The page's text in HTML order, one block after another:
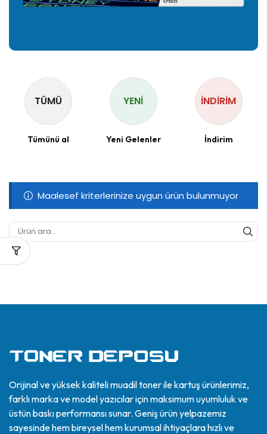
TÜMÜ
Tümünü al
YENI
Yeni Gelenler
İNDIRIM
İndirim
Maalesef kriterlerinize uygun ürün bulunmuyor
Orijinal ve yüksek kaliteli muadil toner ile kartuş ürünlerimiz,
farklı marka ve model yazıcılar için maksimum uyumluluk ve
üstün baskı performansı sunar. Geniş ürün yelpazemiz
sayesinde hem bireysel hem kurumsal ihtiyaçlara hızlı ve